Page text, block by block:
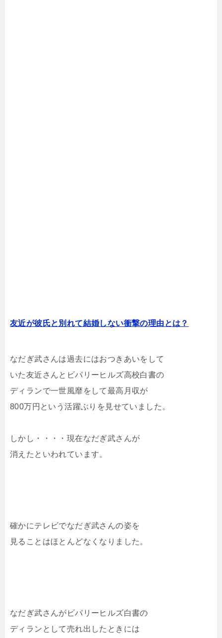
友近が彼氏と別れて結婚しない衝撃の理由とは？
なだぎ武さんは過去にはおつきあいをして
いた友近さんとビバリーヒルズ高校白書の
ディランで一世風靡をして最高月収が
800万円という活躍ぶりを見せていました。
しかし・・・・現在なだぎ武さんが
消えたといわれています。
確かにテレビでなだぎ武さんの姿を
見ることはほとんどなくなりました。
なだぎ武さんがビバリーヒルズ白書の
ディランとして売れ出したときには